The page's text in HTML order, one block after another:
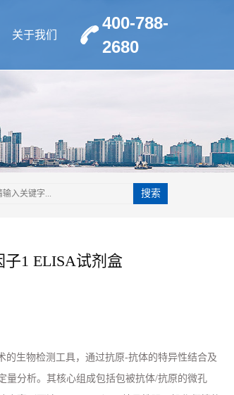
关于我们
400-788-
2680
搜索
1 ELISA试剂盒
生物检测工具，通过抗原-抗体的特异性结合及
量分析。其核心组成包括包被抗体/抗原的微孔